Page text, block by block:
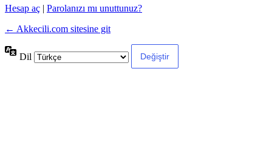
Hesap aç | Parolanızı mı unuttunuz?
← Akkecili.com sitesine git
Dil